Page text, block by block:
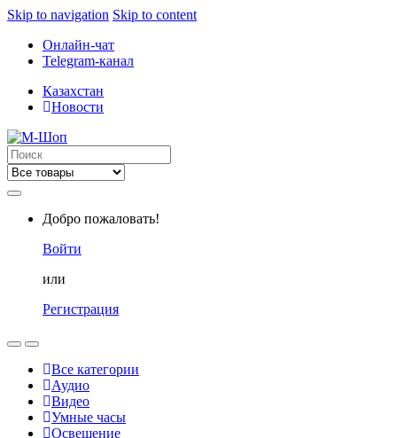
Skip to navigation Skip to content
Онлайн-чат
Telegram-канал
Казахстан
Новости
Search
for:
Добро пожаловать!
Войти
или
Регистрация
Все категории
Аудио
Видео
Умные часы
Освещение